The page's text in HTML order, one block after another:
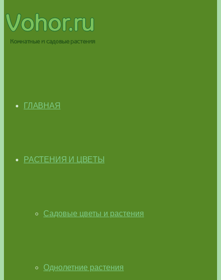
ГЛАВНАЯ
РАСТЕНИЯ И ЦВЕТЫ
Садовые цветы и растения
Однолетние растения